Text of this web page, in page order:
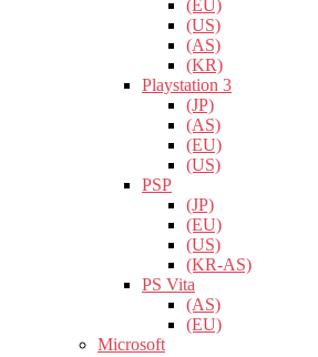
(EU)
(US)
(AS)
(KR)
Playstation 3
(JP)
(AS)
(EU)
(US)
PSP
(JP)
(EU)
(US)
(KR-AS)
PS Vita
(AS)
(EU)
Microsoft